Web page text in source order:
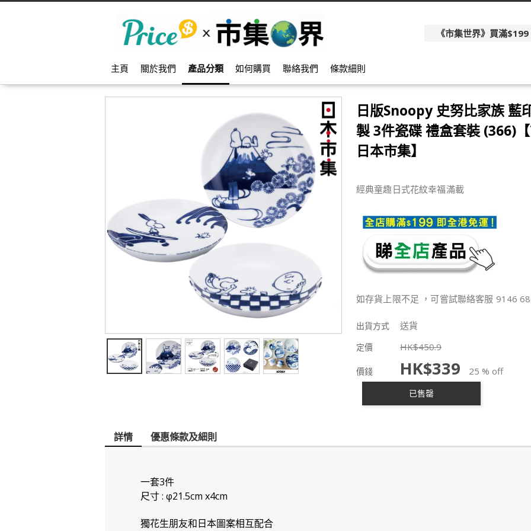
《市集世界》買滿
主頁 關於我們 產品分類 如何購買 聯絡我們 條款細則
日版Snoopy 史努比家族 藍
製 3件瓷碟 禮盒套裝 (366)
日本市集】
經典童趣日式花紋幸福滿載
如存貨上限不足 ，可嘗試聯絡客服 9146
出貨方式 送貨
定價 HK$450.9
價錢 HK$339 25 % off
已售罄
詳情 優惠條款及細則
一套3件
尺寸 : φ21.5cm x4cm
獨花生朋友和日本圖案相互配合